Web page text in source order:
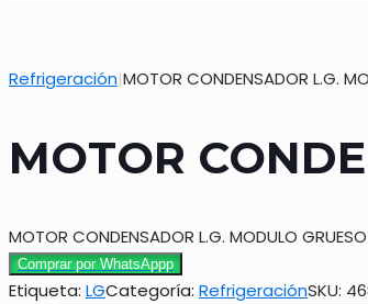
Refrigeración|MOTOR CONDENSADOR L.G.
MOTOR
MOTOR CONDENSADOR L.G. MODULO
Comprar por WhatsAppp
Etiqueta: LGCategoría: RefrigeraciónSKU: